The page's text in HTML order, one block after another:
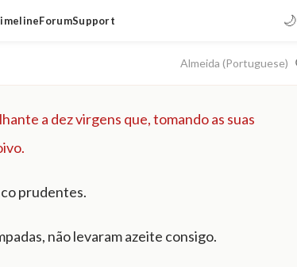
ForumSupport 🌙
Almeida (Portuguese)
a dez virgens que, tomando as suas
prudentes.
não levaram azeite consigo.